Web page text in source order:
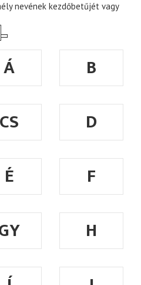
nevének kezdőbetűjét vagy
Á
B
CS
D
É
F
H